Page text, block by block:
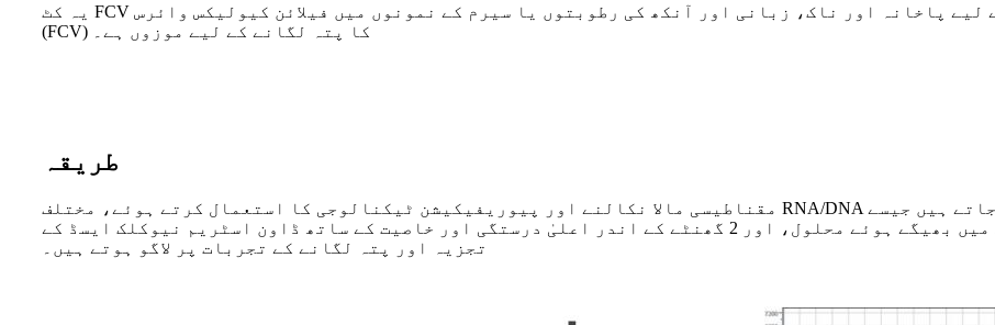
یہ کٹ FCV کی کھوج، تشخیص اور وبائی امراض کی تحقیقات کے لیے پاخانہ اور ناک، زبانی اور آنکھ کی رطوبتوں یا سیرم کے نمونوں میں فیلائن کیولیکس وائرس
(FCV) کا پتہ لگانے کے لیے موزوں ہے۔
طریقہ
مقناطیسی مالا نکالنے اور پیوریفیکیشن ٹیکنالوجی کا استعمال کرتے ہوئے، مختلف RNA/DNA وائرسز کے نیوکلک ایسڈ مختلف نمونوں سے نکالے جاتے ہیں جیسے
کہ پالتو جانوروں کے سیرم، پلازما اور سویب میں بھیگے ہوئے محلول، اور 2 گھنٹے کے اندر اعلیٰ درستگی اور خاصیت کے ساتھ ڈاون اسٹریم نیوکلک ایسڈ کے
تجزیہ اور پتہ لگانے کے تجربات پر لاگو ہوتے ہیں۔